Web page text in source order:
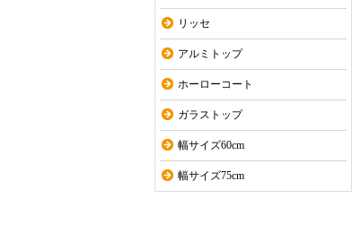
リッセ
アルミトップ
ホーローコート
ガラストップ
幅サイズ60cm
幅サイズ75cm